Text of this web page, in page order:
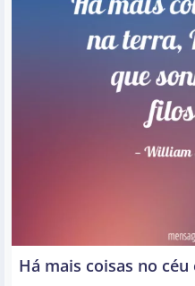
Há mais coisas no